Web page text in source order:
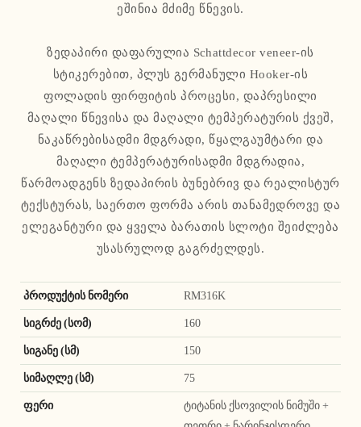
ეშინია მძიმე წნევის.
ზედაპირი დაფარულია Schattdecor veneer-ის
სტიკერებით, პლუს გერმანული Hooker-ის
ფოლადის ფირფიტის პროცესი, დაპრესილი
მაღალი წნევისა და მაღალი ტემპერატურის ქვეშ,
ნაკაწრებისადმი მდგრადი, წყალგაუმტარი და
მაღალი ტემპერატურისადმი მდგრადია,
წარმოადგენს ზედაპირის ბუნებრივ და რეალისტურ
ტექსტურას, საერთო ფორმა არის თანამედროვე და
ელეგანტური და ყველა ბარათის სლოტი შეიძლება
უსასრულოდ გაგრძელდეს.
პროდუქტის ნომერი RM316K
სიგრძე (სომ) 160
სიგანე (სმ) 150
სიმაღლე (სმ) 75
ფერი
ტიტანის ქსოვილის ნიმუში +